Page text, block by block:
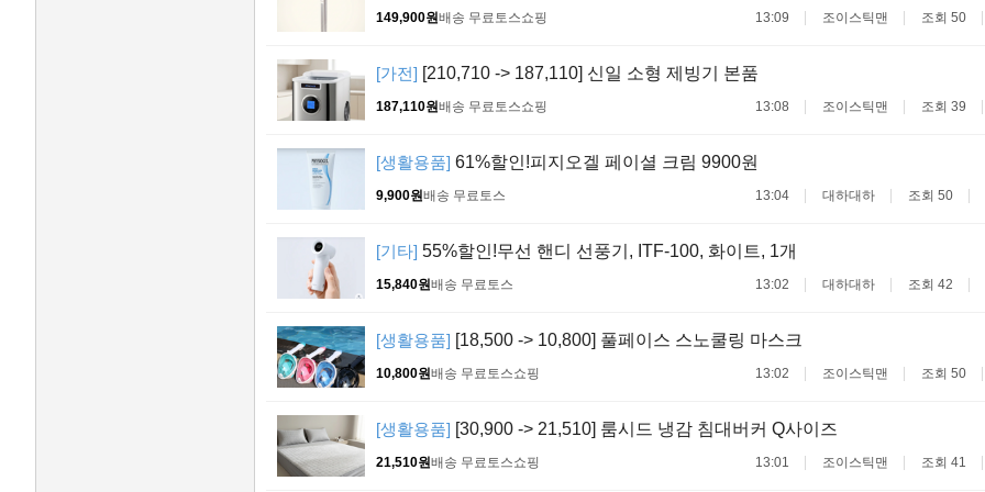
149,900원배송 무료 토스쇼핑 13:09 조이스틱맨 조회 50
[가전] [210,710 -> 187,110] 신일 소형 제빙기 본품
187,110원배송 무료 토스쇼핑 13:08 조이스틱맨 조회 39
[생활용품] 61%할인!피지오겔 페이셜 크림 9900원
9,900원배송 무료 토스 13:04 대하대하 조회 50
[기타] 55%할인!무선 핸디 선풍기, ITF-100, 화이트, 1개
15,840원배송 무료 토스 13:02 대하대하 조회 42
[생활용품] [18,500 -> 10,800] 풀페이스 스노쿨링 마스크
10,800원배송 무료 토스쇼핑 13:02 조이스틱맨 조회 50
[생활용품] [30,900 -> 21,510] 룸시드 냉감 침대버커 Q사이즈
21,510원배송 무료 토스쇼핑 13:01 조이스틱맨 조회 41